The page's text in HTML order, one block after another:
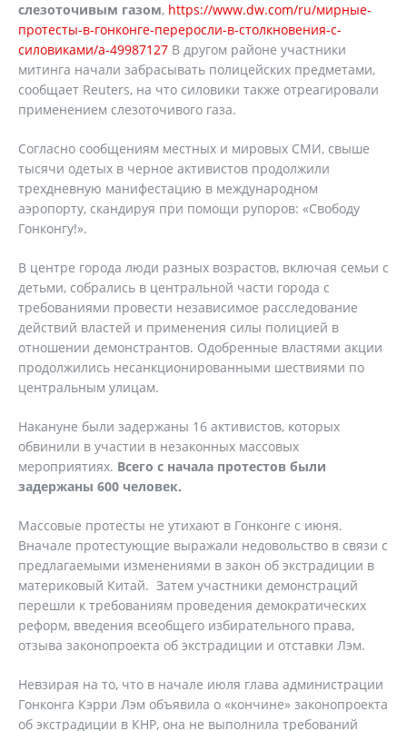
слезоточивым газом, https://www.dw.com/ru/мирные-
протесты-в-гонконге-переросли-в-столкновения-с-
силовиками/a-49987127 В другом районе участники
митинга начали забрасывать полицейских предметами,
сообщает Reuters, на что силовики также отреагировали
применением слезоточивого газа.
Согласно сообщениям местных и мировых СМИ, свыше
тысячи одетых в черное активистов продолжили
трехдневную манифестацию в международном
аэропорту, скандируя при помощи рупоров: «Свободу
Гонконгу!».
В центре города люди разных возрастов, включая семьи с
детьми, собрались в центральной части города с
требованиями провести независимое расследование
действий властей и применения силы полицией в
отношении демонстрантов. Одобренные властями акции
продолжились несанкционированными шествиями по
центральным улицам.
Накануне были задержаны 16 активистов, которых
обвинили в участии в незаконных массовых
мероприятиях. Всего с начала протестов были
задержаны 600 человек.
Массовые протесты не утихают в Гонконге с июня.
Вначале протестующие выражали недовольство в связи с
предлагаемыми изменениями в закон об экстрадиции в
материковый Китай. Затем участники демонстраций
перешли к требованиям проведения демократических
реформ, введения всеобщего избирательного права,
отзыва законопроекта об экстрадиции и отставки Лэм.
Невзирая на то, что в начале июля глава администрации
Гонконга Кэрри Лэм объявила о «кончине» законопроекта
об экстрадиции в КНР, она не выполнила требований